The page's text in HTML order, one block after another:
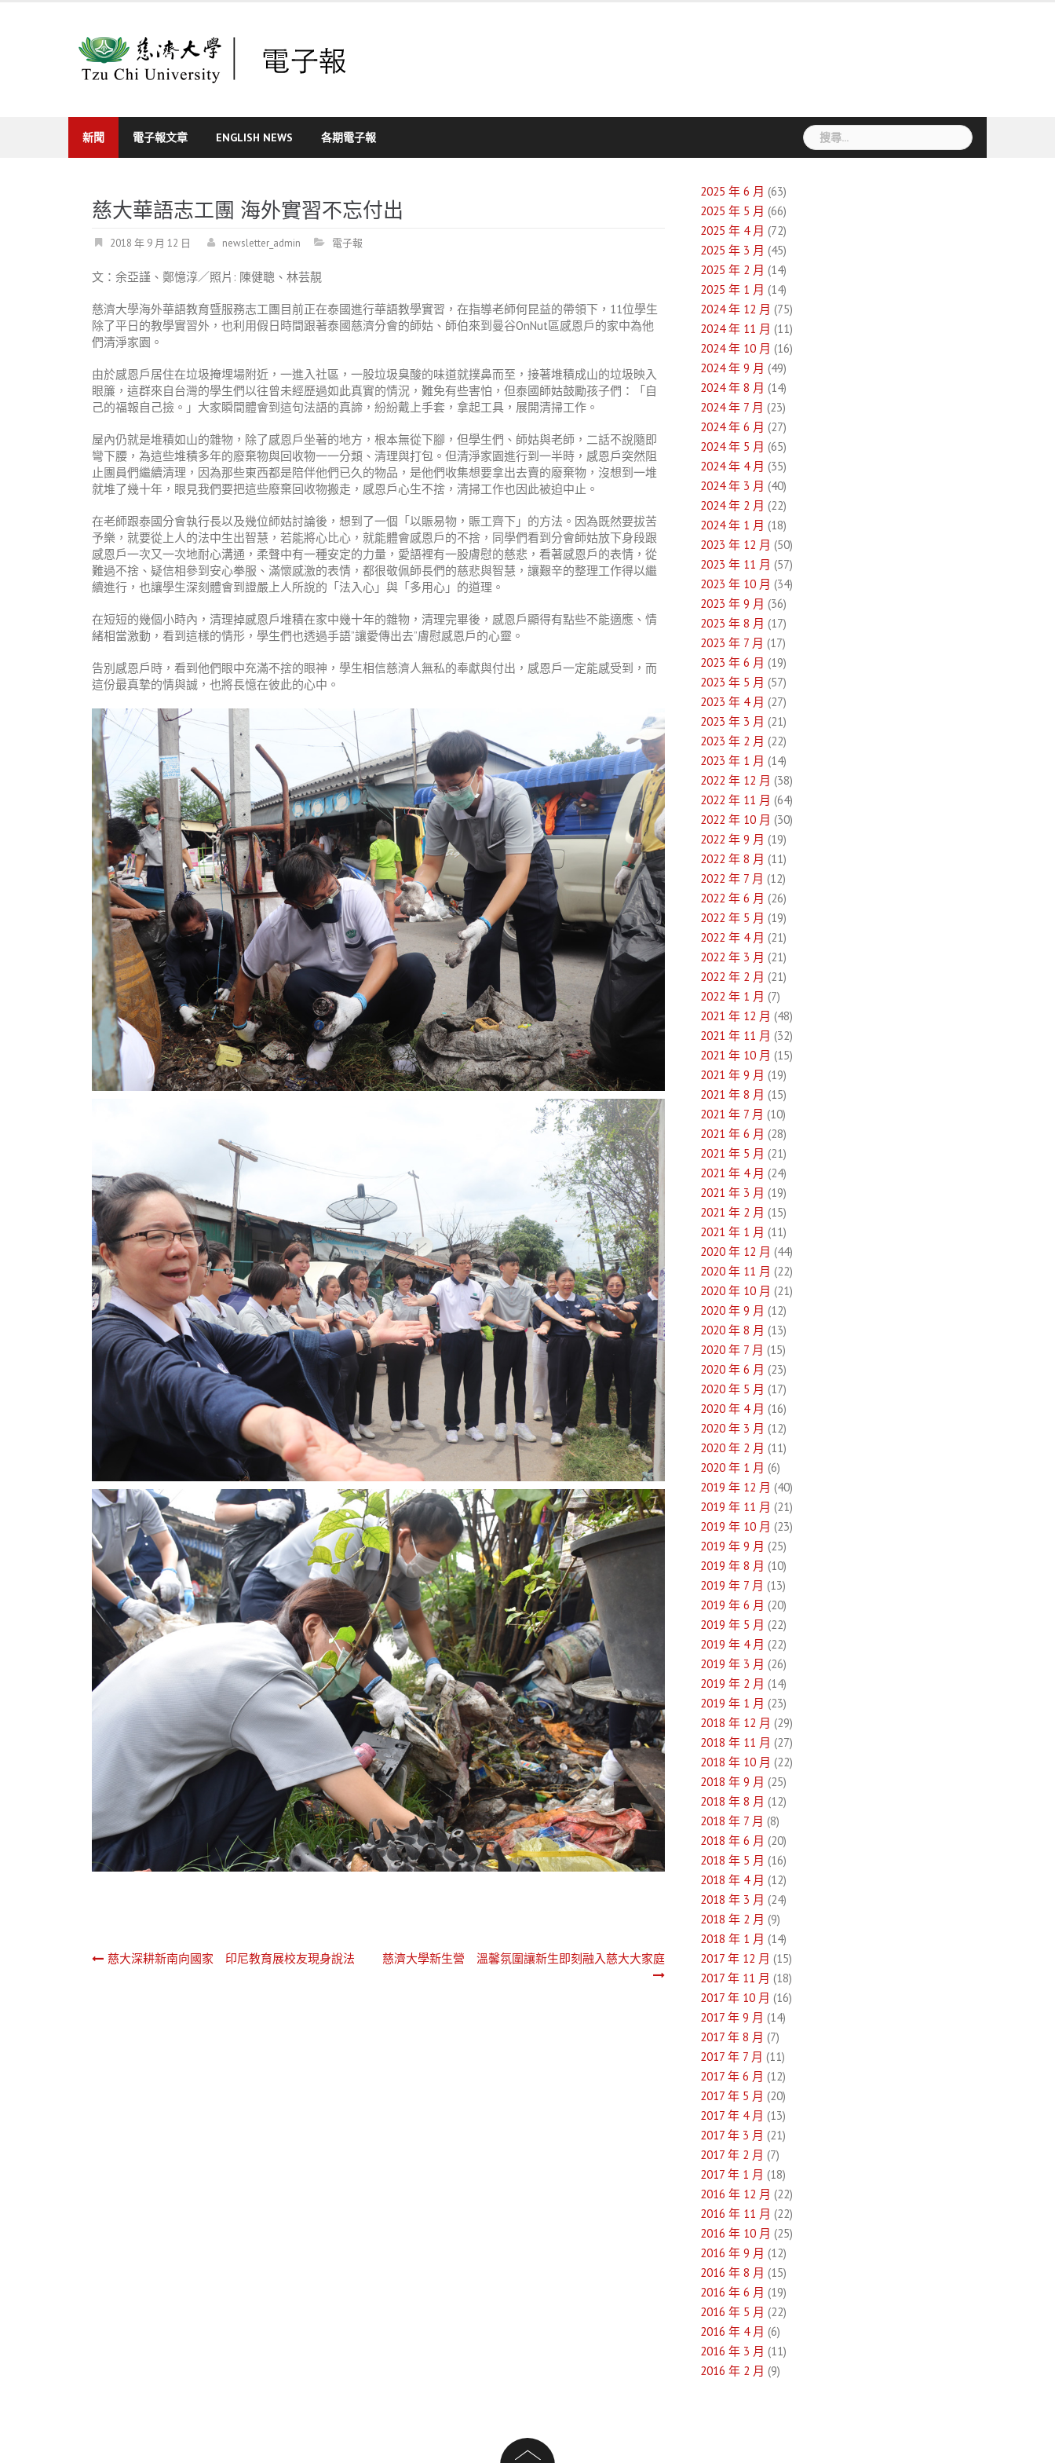
新聞 電子報文章 ENGLISH NEWS 各期電子報
搜
尋
慈大華語志工團 海外實習不忘付出
2018 年 9 月 12 日 newsletter_admin 電子報
文：余亞謹、鄭憶淳／照片: 陳健聰、林芸靚
慈濟大學海外華語教育暨服務志工團目前正在泰國進行華語教學實習，在指導老師何昆益的帶領下，11位學生
除了平日的教學實習外，也利用假日時間跟著泰國慈濟分會的師姑、師伯來到曼谷OnNut區感恩戶的家中為他
們清淨家園。
由於感恩戶居住在垃圾掩埋場附近，一進入社區，一股垃圾臭酸的味道就撲鼻而至，接著堆積成山的垃圾映入
眼簾，這群來自台灣的學生們以往曾未經歷過如此真實的情況，難免有些害怕，但泰國師姑鼓勵孩子們：「自
己的福報自己撿。」大家瞬間體會到這句法語的真諦，紛紛戴上手套，拿起工具，展開清掃工作。
屋內仍就是堆積如山的雜物，除了感恩戶坐著的地方，根本無從下腳，但學生們、師姑與老師，二話不說隨即
彎下腰，為這些堆積多年的廢棄物與回收物一一分類、清理與打包。但清淨家園進行到一半時，感恩戶突然阻
止團員們繼續清理，因為那些東西都是陪伴他們已久的物品，是他們收集想要拿出去賣的廢棄物，沒想到一堆
就堆了幾十年，眼見我們要把這些廢棄回收物搬走，感恩戶心生不捨，清掃工作也因此被迫中止。
在老師跟泰國分會執行長以及幾位師姑討論後，想到了一個「以賑易物，賑工齊下」的方法。因為既然要拔苦
予樂，就要從上人的法中生出智慧，若能將心比心，就能體會感恩戶的不捨，同學們看到分會師姑放下身段跟
感恩戶一次又一次地耐心溝通，柔聲中有一種安定的力量，愛語裡有一股膚慰的慈悲，看著感恩戶的表情，從
難過不捨、疑信相參到安心拳服、滿懷感激的表情，都很敬佩師長們的慈悲與智慧，讓艱辛的整理工作得以繼
續進行，也讓學生深刻體會到證嚴上人所說的「法入心」與「多用心」的道理。
在短短的幾個小時內，清理掉感恩戶堆積在家中幾十年的雜物，清理完畢後，感恩戶顯得有點些不能適應、情
緒相當激動，看到這樣的情形，學生們也透過手語”讓愛傳出去”膚慰感恩戶的心靈。
告別感恩戶時，看到他們眼中充滿不捨的眼神，學生相信慈濟人無私的奉獻與付出，感恩戶一定能感受到，而
這份最真摯的情與誠，也將長憶在彼此的心中。
文慈大深耕新南向國家 印尼教育展校友現身說法 慈濟大學新生營 溫馨氛圍讓新生即刻融入慈大大家庭
2025 年 6 月 (63)
2025 年 5 月 (66)
2025 年 4 月 (72)
2025 年 3 月 (45)
2025 年 2 月 (14)
2025 年 1 月 (14)
2024 年 12 月 (75)
2024 年 11 月 (11)
2024 年 10 月 (16)
2024 年 9 月 (49)
2024 年 8 月 (14)
2024 年 7 月 (23)
2024 年 6 月 (27)
2024 年 5 月 (65)
2024 年 4 月 (35)
2024 年 3 月 (40)
2024 年 2 月 (22)
2024 年 1 月 (18)
2023 年 12 月 (50)
2023 年 11 月 (57)
2023 年 10 月 (34)
2023 年 9 月 (36)
2023 年 8 月 (17)
2023 年 7 月 (17)
2023 年 6 月 (19)
2023 年 5 月 (57)
2023 年 4 月 (27)
2023 年 3 月 (21)
2023 年 2 月 (22)
2023 年 1 月 (14)
2022 年 12 月 (38)
2022 年 11 月 (64)
2022 年 10 月 (30)
2022 年 9 月 (19)
2022 年 8 月 (11)
2022 年 7 月 (12)
2022 年 6 月 (26)
2022 年 5 月 (19)
2022 年 4 月 (21)
2022 年 3 月 (21)
2022 年 2 月 (21)
2022 年 1 月 (7)
2021 年 12 月 (48)
2021 年 11 月 (32)
2021 年 10 月 (15)
2021 年 9 月 (19)
2021 年 8 月 (15)
2021 年 7 月 (10)
2021 年 6 月 (28)
2021 年 5 月 (21)
2021 年 4 月 (24)
2021 年 3 月 (19)
2021 年 2 月 (15)
2021 年 1 月 (11)
2020 年 12 月 (44)
2020 年 11 月 (22)
2020 年 10 月 (21)
2020 年 9 月 (12)
2020 年 8 月 (13)
2020 年 7 月 (15)
2020 年 6 月 (23)
2020 年 5 月 (17)
2020 年 4 月 (16)
2020 年 3 月 (12)
2020 年 2 月 (11)
2020 年 1 月 (6)
2019 年 12 月 (40)
2019 年 11 月 (21)
2019 年 10 月 (23)
2019 年 9 月 (25)
2019 年 8 月 (10)
2019 年 7 月 (13)
2019 年 6 月 (20)
2019 年 5 月 (22)
2019 年 4 月 (22)
2019 年 3 月 (26)
2019 年 2 月 (14)
2019 年 1 月 (23)
2018 年 12 月 (29)
2018 年 11 月 (27)
2018 年 10 月 (22)
2018 年 9 月 (25)
2018 年 8 月 (12)
2018 年 7 月 (8)
2018 年 6 月 (20)
2018 年 5 月 (16)
2018 年 4 月 (12)
2018 年 3 月 (24)
2018 年 2 月 (9)
2018 年 1 月 (14)
2017 年 12 月 (15)
2017 年 11 月 (18)
2017 年 10 月 (16)
2017 年 9 月 (14)
2017 年 8 月 (7)
2017 年 7 月 (11)
2017 年 6 月 (12)
2017 年 5 月 (20)
2017 年 4 月 (13)
2017 年 3 月 (21)
2017 年 2 月 (7)
2017 年 1 月 (18)
2016 年 12 月 (22)
2016 年 11 月 (22)
2016 年 10 月 (25)
2016 年 9 月 (12)
2016 年 8 月 (15)
2016 年 6 月 (19)
2016 年 5 月 (22)
2016 年 4 月 (6)
2016 年 3 月 (11)
2016 年 2 月 (9)